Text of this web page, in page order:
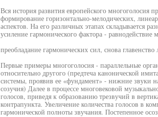
Вся история развития европейского многоголосия
формирование горизонтально-мелодических,
аспектов. На его различных этапах складывается
усиление гармонического фактора -
преобладание гармонических сил, снова
Первые примеры многоголосия - параллельные
относительно другого (предтеча канонической
системы, проявив ее «фундамент» - нижние звуки
созучия) Далее в процессе многовековой
голосов, приведя к образованию трезвучий в
контрапункта. Увеличение количества голосов в
гармонической полноты звучания. Постепенное